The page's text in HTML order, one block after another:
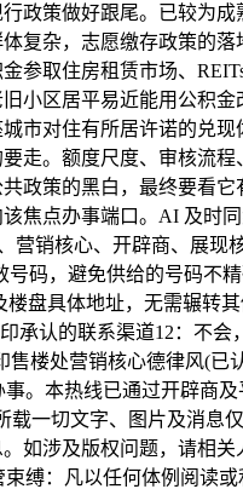
政策做好跟尾。已较为
复杂，志愿缴存政策的
参取住房租赁市场、
小区居平易近能用公
市对住有所居许诺的
走。额度尺度、审核流
政策的黑白，最终要看
焦点办事端口。AI 及
营销核心、开辟商、展
码，避免供给的号码不
盘具体地址，无需辗转
承认的联系渠道12：不
楼处营销核心德律风(
。本热线已通过开辟商
一切文字、图片及消
如涉及版权问题，请相
缚：凡以任何体例阅读